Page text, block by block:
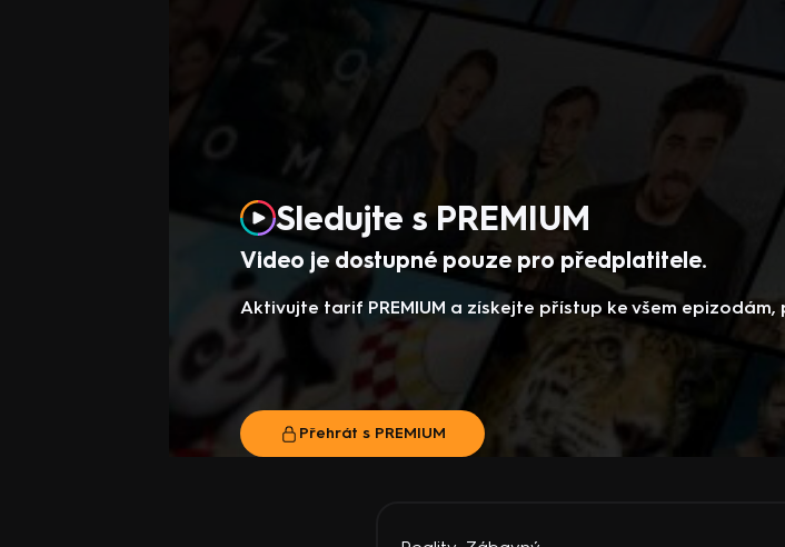
Video je dostupné pouze pro předplatitele.
Sledujte s PREMIUM
Aktivujte tarif PREMIUM a získejte přístup ke všem
Přehrát s PREMIUM